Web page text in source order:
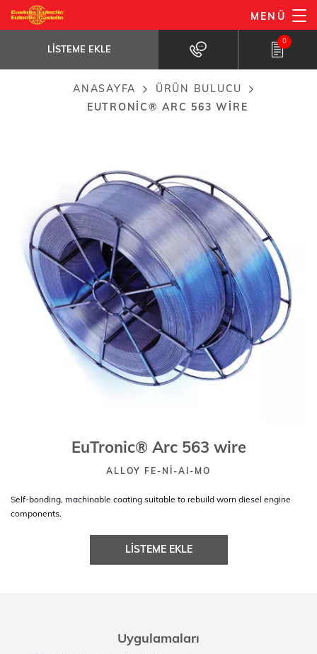
Ana
içeriğe
MENÜ
LISTEME EKLE
0
EuTronic® Arc 563 wire
LISTEME EKLE
Breadcrumb
ANASAYFA
ÜRÜN BULUCU
EUTRONIC® ARC 563 WIRE
EuTronic® Arc 563 wire
ALLOY FE-NI-AI-MO
Self-bonding, machinable coating suitable to rebuild worn diesel engine
components.
LISTEME EKLE
Uygulamaları